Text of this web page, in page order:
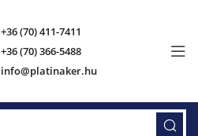
+36 (70) 411-7411
+36 (70) 366-5488
info@platinaker.hu